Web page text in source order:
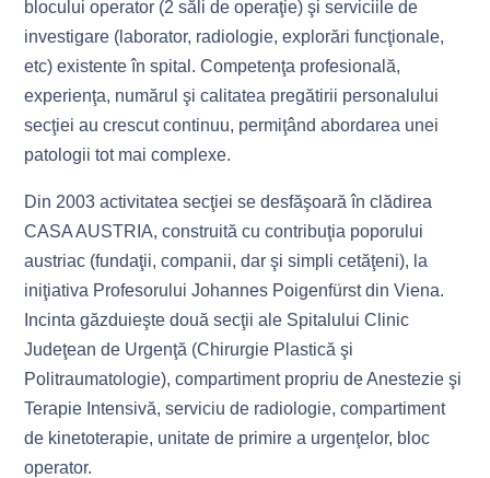
blocului operator (2 săli de operaţie) şi serviciile de
investigare (laborator, radiologie, explorări funcţionale,
etc) existente în spital. Competenţa profesională,
experienţa, numărul şi calitatea pregătirii personalului
secţiei au crescut continuu, permiţând abordarea unei
patologii tot mai complexe.
Din 2003 activitatea secţiei se desfăşoară în clădirea
CASA AUSTRIA, construită cu contribuţia poporului
austriac (fundaţii, companii, dar şi simpli cetăţeni), la
iniţiativa Profesorului Johannes Poigenfürst din Viena.
Incinta găzduieşte două secţii ale Spitalului Clinic
Judeţean de Urgenţă (Chirurgie Plastică şi
Politraumatologie), compartiment propriu de Anestezie şi
Terapie Intensivă, serviciu de radiologie, compartiment
de kinetoterapie, unitate de primire a urgenţelor, bloc
operator.